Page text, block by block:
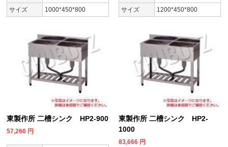
サイズ
1000*450*800
サイズ
1200*450*800
東製作所 二槽シンク HP2-900
57,266 円
東製作所 二槽シンク HP2-
1000
83,666 円